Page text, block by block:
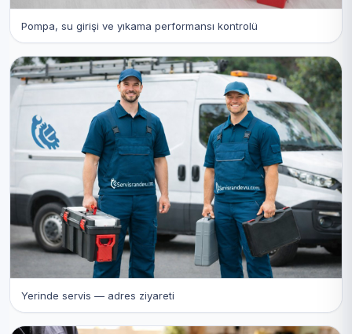
Pompa, su girişi ve yıkama performansı kontrolü
Yerinde servis — adres ziyareti